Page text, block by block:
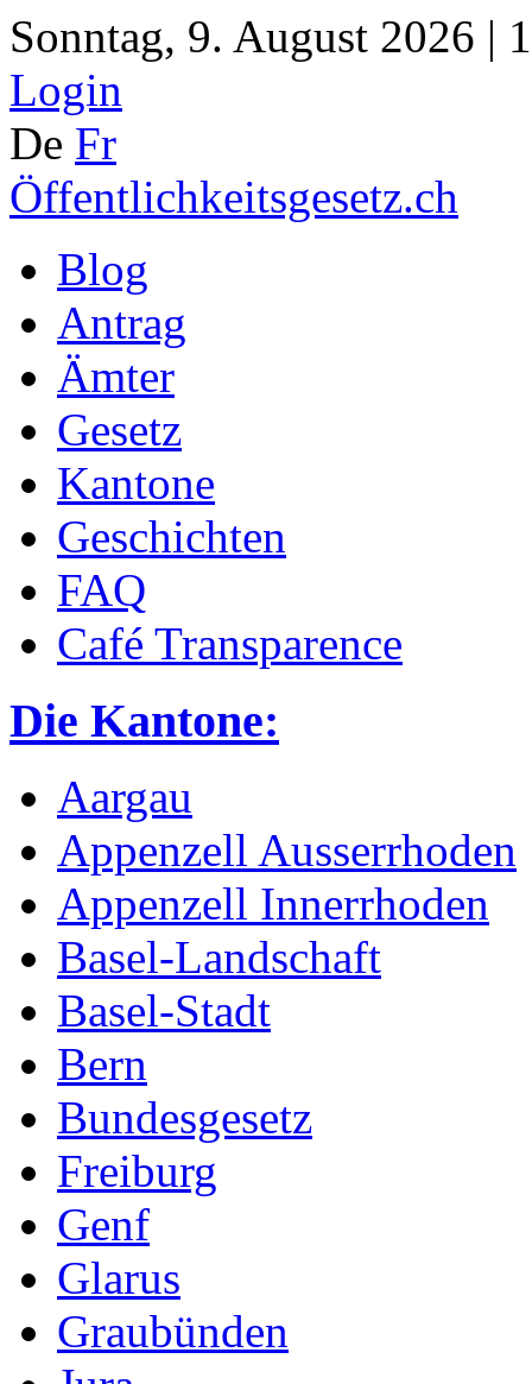
Sonntag, 9. August 2026 |
Login
De Fr
Öffentlichkeitsgesetz.ch
Blog
Antrag
Ämter
Gesetz
Kantone
Geschichten
FAQ
Café Transparence
Die Kantone:
Aargau
Appenzell Ausserrhoden
Appenzell Innerrhoden
Basel-Landschaft
Basel-Stadt
Bern
Bundesgesetz
Freiburg
Genf
Glarus
Graubünden